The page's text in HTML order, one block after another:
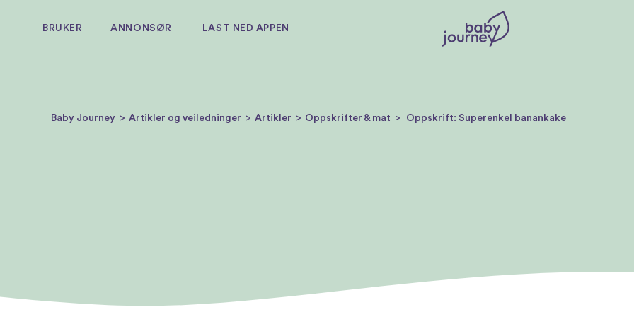
BRUKER ANNONSØR LAST NED APPEN
Baby Journey Artikler og veiledninger Artikler Oppskrifter & mat Oppskrift: Superenkel banankake